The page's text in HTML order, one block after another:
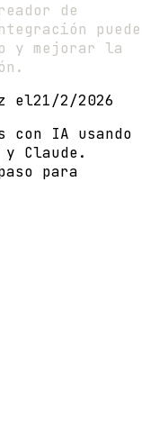
de
puede
y mejorar la
el21/2/2026
con IA usando
y Claude.
para